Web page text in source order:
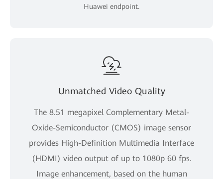
Huawei endpoint.
Unmatched Video Quality
The 8.51 megapixel Complementary Metal-
Oxide-Semiconductor (CMOS) image sensor
provides High-Definition Multimedia Interface
(HDMI) video output of up to 1080p 60 fps.
Image enhancement, based on the human